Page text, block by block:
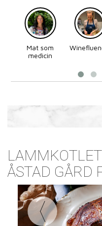
Mat som
medicin
ÅSTAD GÅRD